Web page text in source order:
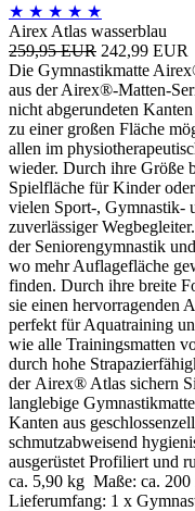
★ ★ ★ ★ ★
Airex Atlas wasserblau
259,95 EUR 242,99 EUR
Die Gymnastikmatte
aus der Airex®-Matten-
nicht abgerundeten
zu einer großen Fläche
allen im
wieder. Durch ihre Größe
Spielfläche für Kinder
vielen Sport-, Gymnastik-
zuverlässiger
der Seniorengymnastik
wo mehr Auflagefläche
finden. Durch ihre breite
sie einen hervorragenden
perfekt für Aquatraining
wie alle Trainingsmatten
durch hohe
der Airex® Atlas sichern
langlebige
Kanten aus
schmutzabweisend
ausgerüstet Profiliert und
ca. 5,90 kg Maße: ca. 200
Lieferumfang: 1 x